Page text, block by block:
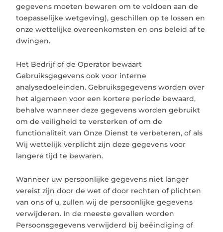
gegevens moeten bewaren om te voldoen aan de
toepasselijke wetgeving), geschillen op te lossen en
onze wettelijke overeenkomsten en ons beleid af te
dwingen.
Het Bedrijf of de Operator bewaart
Gebruiksgegevens ook voor interne
analysedoeleinden. Gebruiksgegevens worden over
het algemeen voor een kortere periode bewaard,
behalve wanneer deze gegevens worden gebruikt
om de veiligheid te versterken of om de
functionaliteit van Onze Dienst te verbeteren, of als
Wij wettelijk verplicht zijn deze gegevens voor
langere tijd te bewaren.
Wanneer uw persoonlijke gegevens niet langer
vereist zijn door de wet of door rechten of plichten
van ons of u, zullen wij de persoonlijke gegevens
verwijderen. In de meeste gevallen worden
Persoonsgegevens verwijderd bij beëindiging of